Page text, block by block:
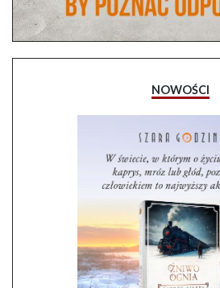
NOWOŚCI